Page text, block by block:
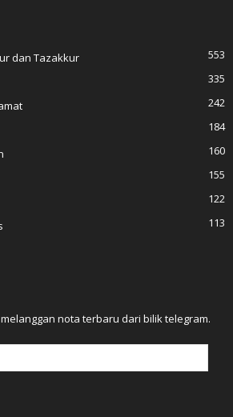
dan Tazakkur
553
335
242
184
160
155
122
113
nota terbaru dari bilik telegram.